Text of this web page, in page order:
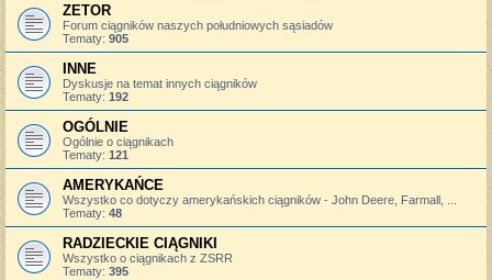
ZETOR
Forum ciągników naszych południowych sąsiadów
Tematy: 905
INNE
Dyskusje na temat innych ciągników
Tematy: 192
OGÓLNIE
Ogólnie o ciągnikach
Tematy: 121
AMERYKAŃCE
Wszystko co dotyczy amerykańskich ciągników - John Deere, Farmall, ...
Tematy: 48
RADZIECKIE CIĄGNIKI
Wszystko o ciągnikach z ZSRR
Tematy: 395